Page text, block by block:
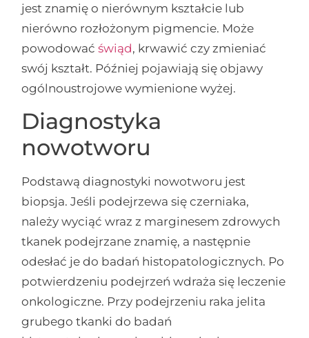
jest znamię o nierównym kształcie lub
nierówno rozłożonym pigmencie. Może
powodowaćświąd, krwawić czy zmieniać
swój kształt. Później pojawiają się objawy
ogólnoustrojowe wymienione wyżej.
Diagnostyka
nowotworu
Podstawą diagnostyki nowotworu jest
biopsja. Jeśli podejrzewa się czerniaka,
należy wyciąć wraz z marginesem zdrowych
tkanek podejrzane znamię, a następnie
odesłać je do badań histopatologicznych. Po
potwierdzeniu podejrzeń wdraża się leczenie
onkologiczne. Przy podejrzeniu raka jelita
grubego tkanki do badań